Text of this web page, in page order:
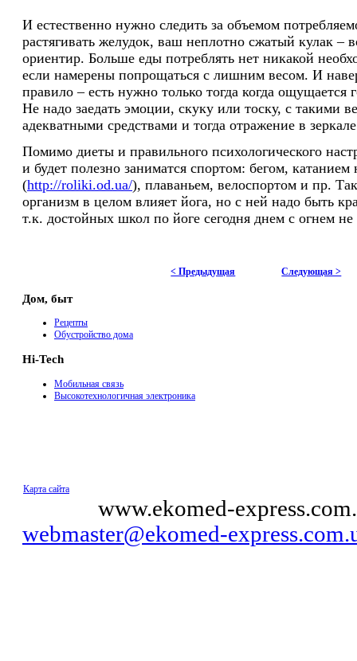
И естественно нужно следить за объемом
растягивать желудок, ваш неплотно сжатый кулак –
ориентир. Больше еды потреблять нет никакой
если намерены попрощаться с лишним весом. И
правило – есть нужно только тогда когда ощущается
Не надо заедать эмоции, скуку или тоску, с такими
адекватными средствами и тогда отражение в
Помимо диеты и правильного психологического
и будет полезно заниматся спортом: бегом, катанием
(http://roliki.od.ua/), плаваньем, велоспортом и пр.
организм в целом влияет йога, но с ней надо быть
т.к. достойных школ по йоге сегодня днем с огнем
< Предыдущая Следующая >
Дом, быт
Рецепты
Обустройство дома
Hi-Tech
Мобильная связь
Высокотехнологичная электроника
Карта сайта
www.ekomed-
webmaster@ekomed-